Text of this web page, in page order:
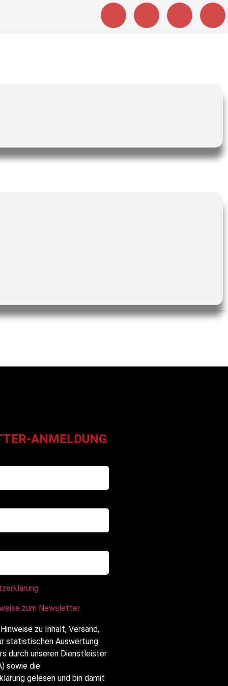
ANMELDUNG
zum Newsletter
zu Inhalt, Versand,
statistischen Auswertung
durch unseren Dienstleister
sowie die
gelesen und bin damit